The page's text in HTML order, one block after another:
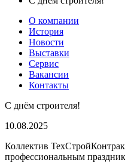
О компании
История
Новости
Выставки
Сервис
Вакансии
Контакты
С днём строителя!
10.08.2025
Коллектив
профессиональным